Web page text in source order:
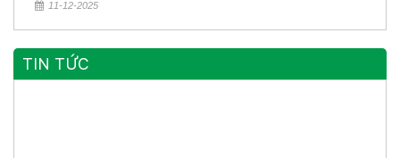
11-12-2025
TIN TỨC